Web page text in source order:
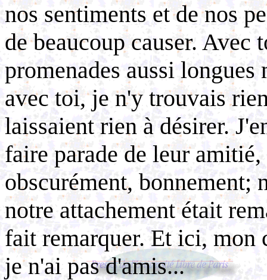
nos sentiments et de nos
de beaucoup causer. Avec
promenades aussi
avec toi, je n'y trouvais
laissaient rien à désirer.
faire parade de leur
obscurément, bonnement;
notre attachement était
fait remarquer. Et ici, mon
je n'ai pas d'amis...